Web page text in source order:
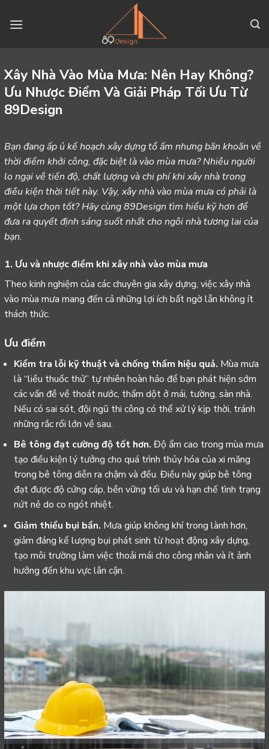
Xây Nhà Vào Mùa Mưa: Nên Hay Không?
Ưu Nhược Điểm Và Giải Pháp Tối Ưu Từ
89Design
Bạn đang ấp ủ kế hoạch xây dựng tổ ấm nhưng băn khoăn về
thời điểm khởi công, đặc biệt là vào mùa mưa? Nhiều người
lo ngại về tiến độ, chất lượng và chi phí khi xây nhà trong
điều kiện thời tiết này. Vậy, xây nhà vào mùa mưa có phải là
một lựa chọn tốt? Hãy cùng 89Design tìm hiểu kỹ hơn để
đưa ra quyết định sáng suốt nhất cho ngôi nhà tương lai của
bạn.
1. Ưu và nhược điểm khi xây nhà vào mùa mưa
Theo kinh nghiệm của các chuyên gia xây dựng, việc xây nhà
vào mùa mưa mang đến cả những lợi ích bất ngờ lẫn không ít
thách thức.
Ưu điểm
Kiểm tra lỗi kỹ thuật và chống thấm hiệu quả. Mùa mưa
là “liều thuốc thử” tự nhiên hoàn hảo để bạn phát hiện sớm
các vấn đề về thoát nước, thấm dột ở mái, tường, sàn nhà.
Nếu có sai sót, đội ngũ thi công có thể xử lý kịp thời, tránh
những rắc rối lớn về sau.
Bê tông đạt cường độ tốt hơn. Độ ẩm cao trong mùa mưa
tạo điều kiện lý tưởng cho quá trình thủy hóa của xi măng
trong bê tông diễn ra chậm và đều. Điều này giúp bê tông
đạt được độ cứng cáp, bền vững tối ưu và hạn chế tình trạng
nứt nẻ do co ngót nhiệt.
Giảm thiểu bụi bẩn. Mưa giúp không khí trong lành hơn,
giảm đáng kể lượng bụi phát sinh từ hoạt động xây dựng,
tạo môi trường làm việc thoải mái cho công nhân và ít ảnh
hưởng đến khu vực lân cận.